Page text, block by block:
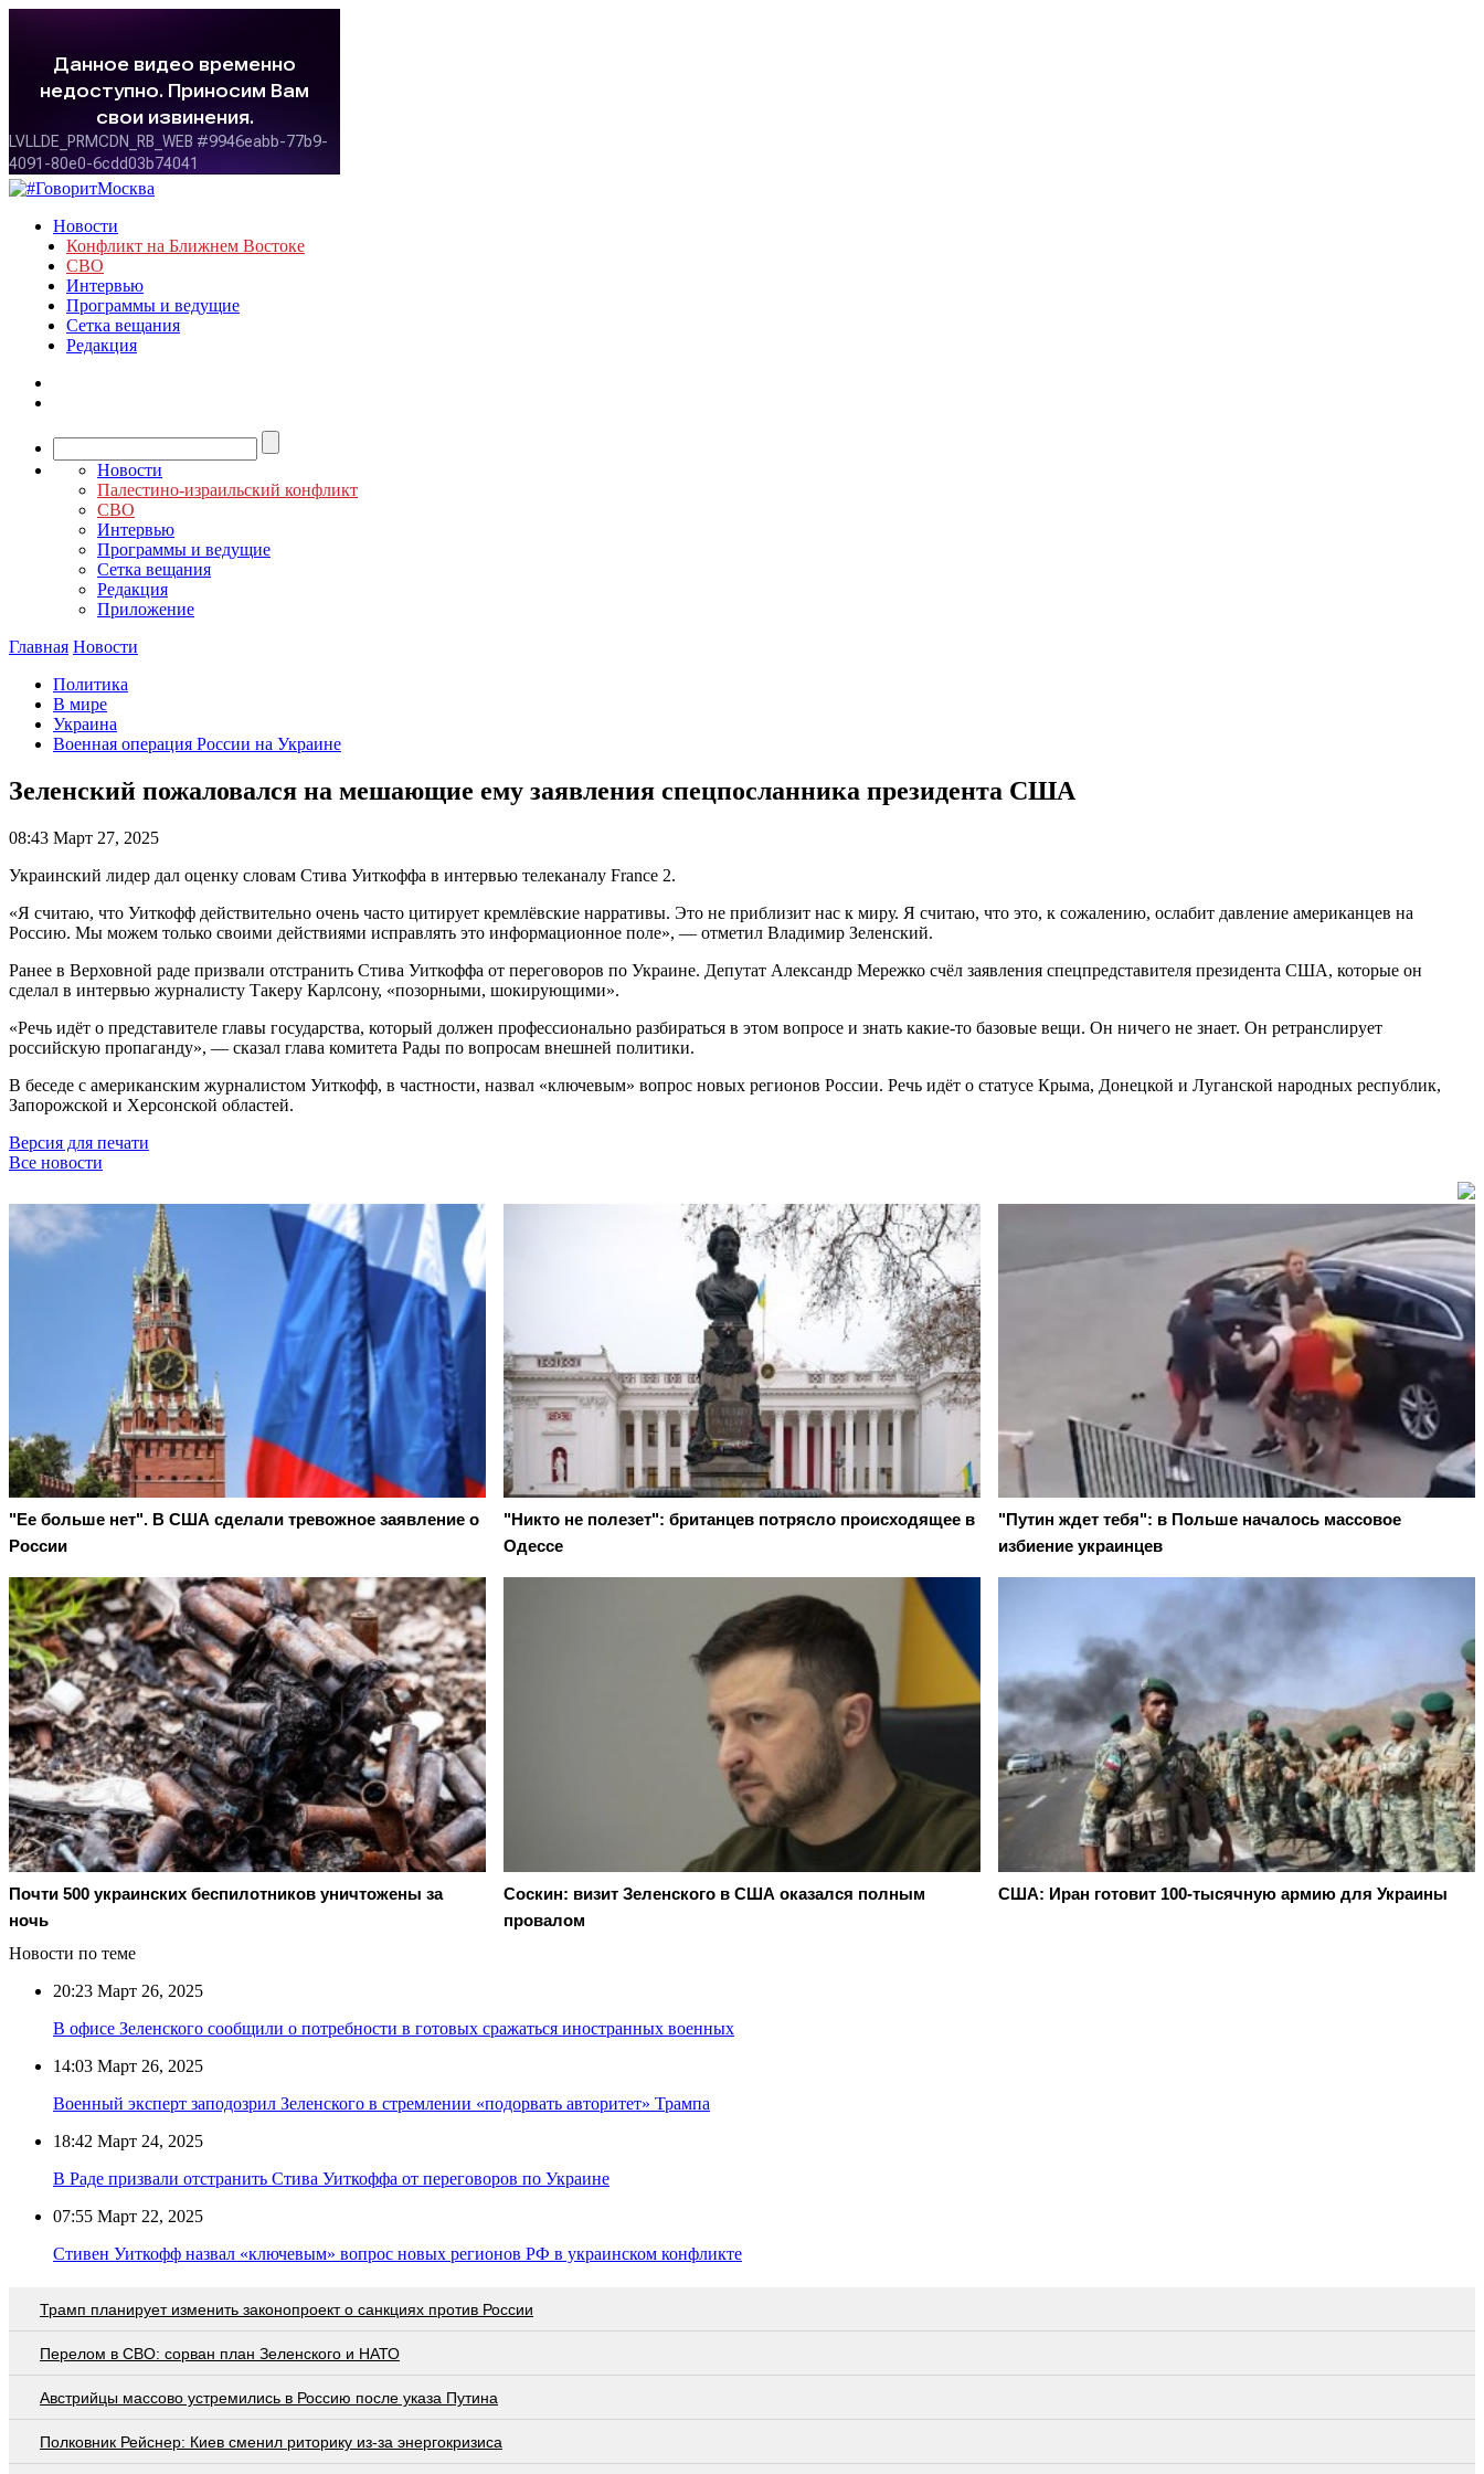
Новости
Конфликт на Ближнем Востоке
СВО
Интервью
Программы и ведущие
Сетка вещания
Редакция
Новости
Палестино-израильский конфликт
СВО
Интервью
Программы и ведущие
Сетка вещания
Редакция
Приложение
Главная Новости
Политика
В мире
Украина
Военная операция России на Украине
Зеленский пожаловался на мешающие ему заявления спецпосланника президента США
08:43 Март 27, 2025
Украинский лидер дал оценку словам Стива Уиткоффа в интервью телеканалу France 2.
«Я считаю, что Уиткофф действительно очень часто цитирует кремлёвские нарративы. Это не приблизит нас к миру. Я считаю, что это, к сожалению, ослабит давление американцев на
Россию. Мы можем только своими действиями исправлять это информационное поле», — отметил Владимир Зеленский.
Ранее в Верховной раде призвали отстранить Стива Уиткоффа от переговоров по Украине. Депутат Александр Мережко счёл заявления спецпредставителя президента США, которые он
сделал в интервью журналисту Такеру Карлсону, «позорными, шокирующими».
«Речь идёт о представителе главы государства, который должен профессионально разбираться в этом вопросе и знать какие-то базовые вещи. Он ничего не знает. Он ретранслирует
российскую пропаганду», — сказал глава комитета Рады по вопросам внешней политики.
В беседе с американским журналистом Уиткофф, в частности, назвал «ключевым» вопрос новых регионов России. Речь идёт о статусе Крыма, Донецкой и Луганской народных республик,
Запорожской и Херсонской областей.
Версия для печати
Все новости
"Ее больше нет". В США сделали тревожное заявление о
России
"Никто не полезет": британцев потрясло происходящее в
Одессе
"Путин ждет тебя": в Польше началось массовое
избиение украинцев
Почти 500 украинских беспилотников уничтожены за
ночь
Соскин: визит Зеленского в США оказался полным
провалом
США: Иран готовит 100-тысячную армию для Украины
Новости по теме
20:23 Март 26, 2025
В офисе Зеленского сообщили о потребности в готовых сражаться иностранных военных
14:03 Март 26, 2025
Военный эксперт заподозрил Зеленского в стремлении «подорвать авторитет» Трампа
18:42 Март 24, 2025
В Раде призвали отстранить Стива Уиткоффа от переговоров по Украине
07:55 Март 22, 2025
Стивен Уиткофф назвал «ключевым» вопрос новых регионов РФ в украинском конфликте
Трамп планирует изменить законопроект о санкциях против России
Перелом в СВО: сорван план Зеленского и НАТО
Австрийцы массово устремились в Россию после указа Путина
Полковник Рейснер: Киев сменил риторику из-за энергокризиса